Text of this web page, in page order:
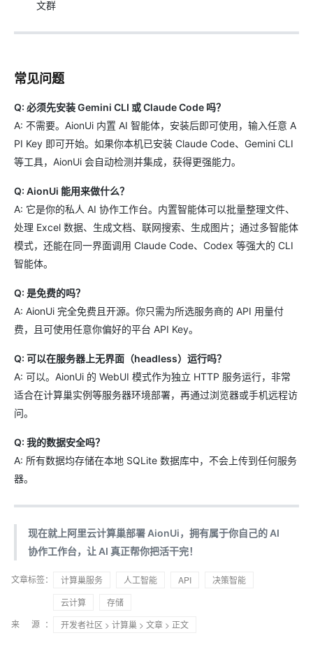
文群
常见问题
Q: 必须先安装 Gemini CLI 或 Claude Code 吗？
A: 不需要。AionUi 内置 AI 智能体，安装后即可使用，输入任意 A
PI Key 即可开始。如果你本机已安装 Claude Code、Gemini CLI
等工具，AionUi 会自动检测并集成，获得更强能力。
Q: AionUi 能用来做什么？
A: 它是你的私人 AI 协作工作台。内置智能体可以批量整理文件、
处理 Excel 数据、生成文档、联网搜索、生成图片；通过多智能体
模式，还能在同一界面调用 Claude Code、Codex 等强大的 CLI
智能体。
Q: 是免费的吗？
A: AionUi 完全免费且开源。你只需为所选服务商的 API 用量付
费，且可使用任意你偏好的平台 API Key。
Q: 可以在服务器上无界面（headless）运行吗？
A: 可以。AionUi 的 WebUI 模式作为独立 HTTP 服务运行，非常
适合在计算巢实例等服务器环境部署，再通过浏览器或手机远程访
问。
Q: 我的数据安全吗？
A: 所有数据均存储在本地 SQLite 数据库中，不会上传到任何服务
器。
现在就上阿里云计算巢部署 AionUi，拥有属于你自己的 AI
协作工作台，让 AI 真正帮你把活干完！
文章标签： 计算巢服务 人工智能 API
决策智能
云计算
存储
来 源：
开发者社区 > 计算巢 > 文章 > 正文